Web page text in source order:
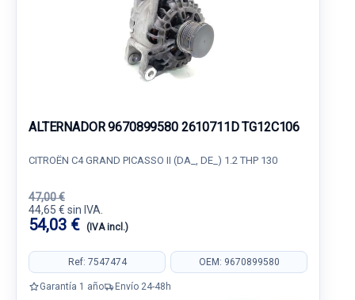
ALTERNADOR 9670899580 2610711D TG12C106
CITROËN C4 GRAND PICASSO II (DA_, DE_) 1.2 THP 130
47,00 €
44,65 € sin IVA.
54,03 € (IVA incl.)
Ref: 7547474 OEM: 9670899580
Garantía 1 año Envío 24-48h